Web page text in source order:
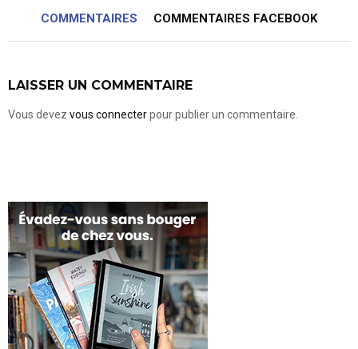
COMMENTAIRES COMMENTAIRES FACEBOOK
LAISSER UN COMMENTAIRE
Vous devez vous connecterpour publier un commentaire.